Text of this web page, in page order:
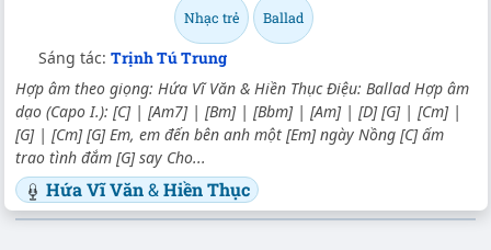
Nhạc trẻ Ballad
Sáng tác: Trịnh Tú Trung
Hợp âm theo giọng: Hứa Vĩ Văn & Hiền Thục Điệu: Ballad Hợp âm
dạo (Capo I.): [C] | [Am7] | [Bm] | [Bbm] | [Am] | [D] [G] | [Cm] |
[G] | [Cm] [G] Em, em đến bên anh một [Em] ngày Nồng [C] ấm
trao tình đắm [G] say Cho...
Hứa Vĩ Văn&Hiền Thục